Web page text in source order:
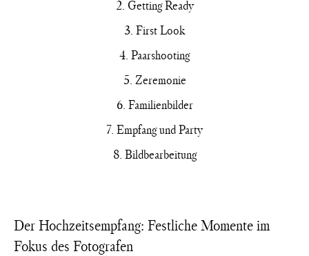
2. Getting Ready
3. First Look
4. Paarshooting
5. Zeremonie
6. Familienbilder
7. Empfang und Party
8. Bildbearbeitung
Der Hochzeitsempfang: Festliche Momente im
Fokus des Fotografen